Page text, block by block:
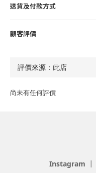
送貨及付款方式
顧客評價
尚未有任何評價
Instagram ┃